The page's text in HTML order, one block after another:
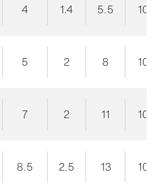
4 1.4 5.5 10
5 2 8 10
7 2 11 10
8.5 2.5 13 10